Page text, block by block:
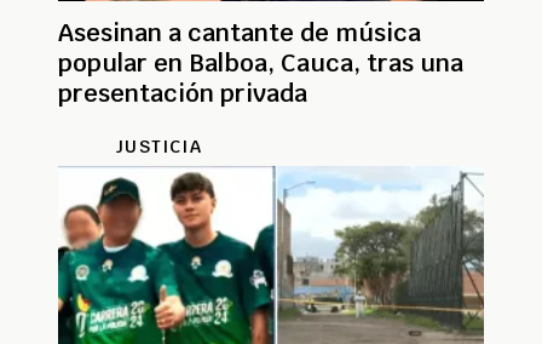
Asesinan a cantante de música
popular en Balboa, Cauca, tras una
presentación privada
JUSTICIA